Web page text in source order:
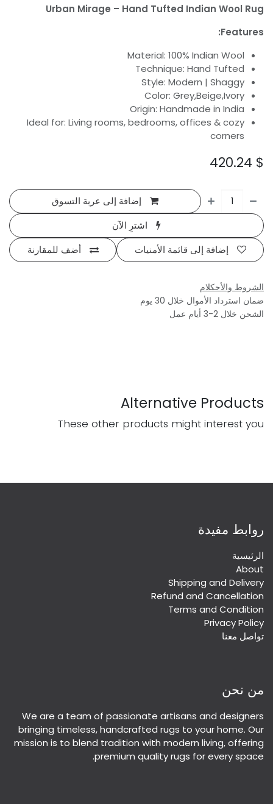
Urban Mirage – Hand Tufted Indian Wool Rug
Features:
Material: 100% Indian Wool
Technique: Hand Tufted
Style: Modern | Shaggy
Color: Grey,Beige,Ivory
Origin: Handmade in India
Ideal for: Living rooms, bedrooms, offices & cozy
corners
$
420.24
إضافة إلى عربة التسوق
اشترِ الآن
أضف للمقارنة
إضافة إلى قائمة الأمنيات
الشروط والأحكلام
ضمان استرداد الأموال خلال 30 يوم
الشحن خلال 2-3 أيام عمل
Alternative Products
These other products might interest you
روابط مفيدة
الرئيسية
About
Shipping and Delivery
Refund and Cancellation
Terms and Condition
Privacy Policy
تواصل معنا
من نحن
We are a team of passionate artisans and designers
bringing timeless, handcrafted rugs to your home. Our
mission is to blend tradition with modern living, offering
premium quality rugs for every space.